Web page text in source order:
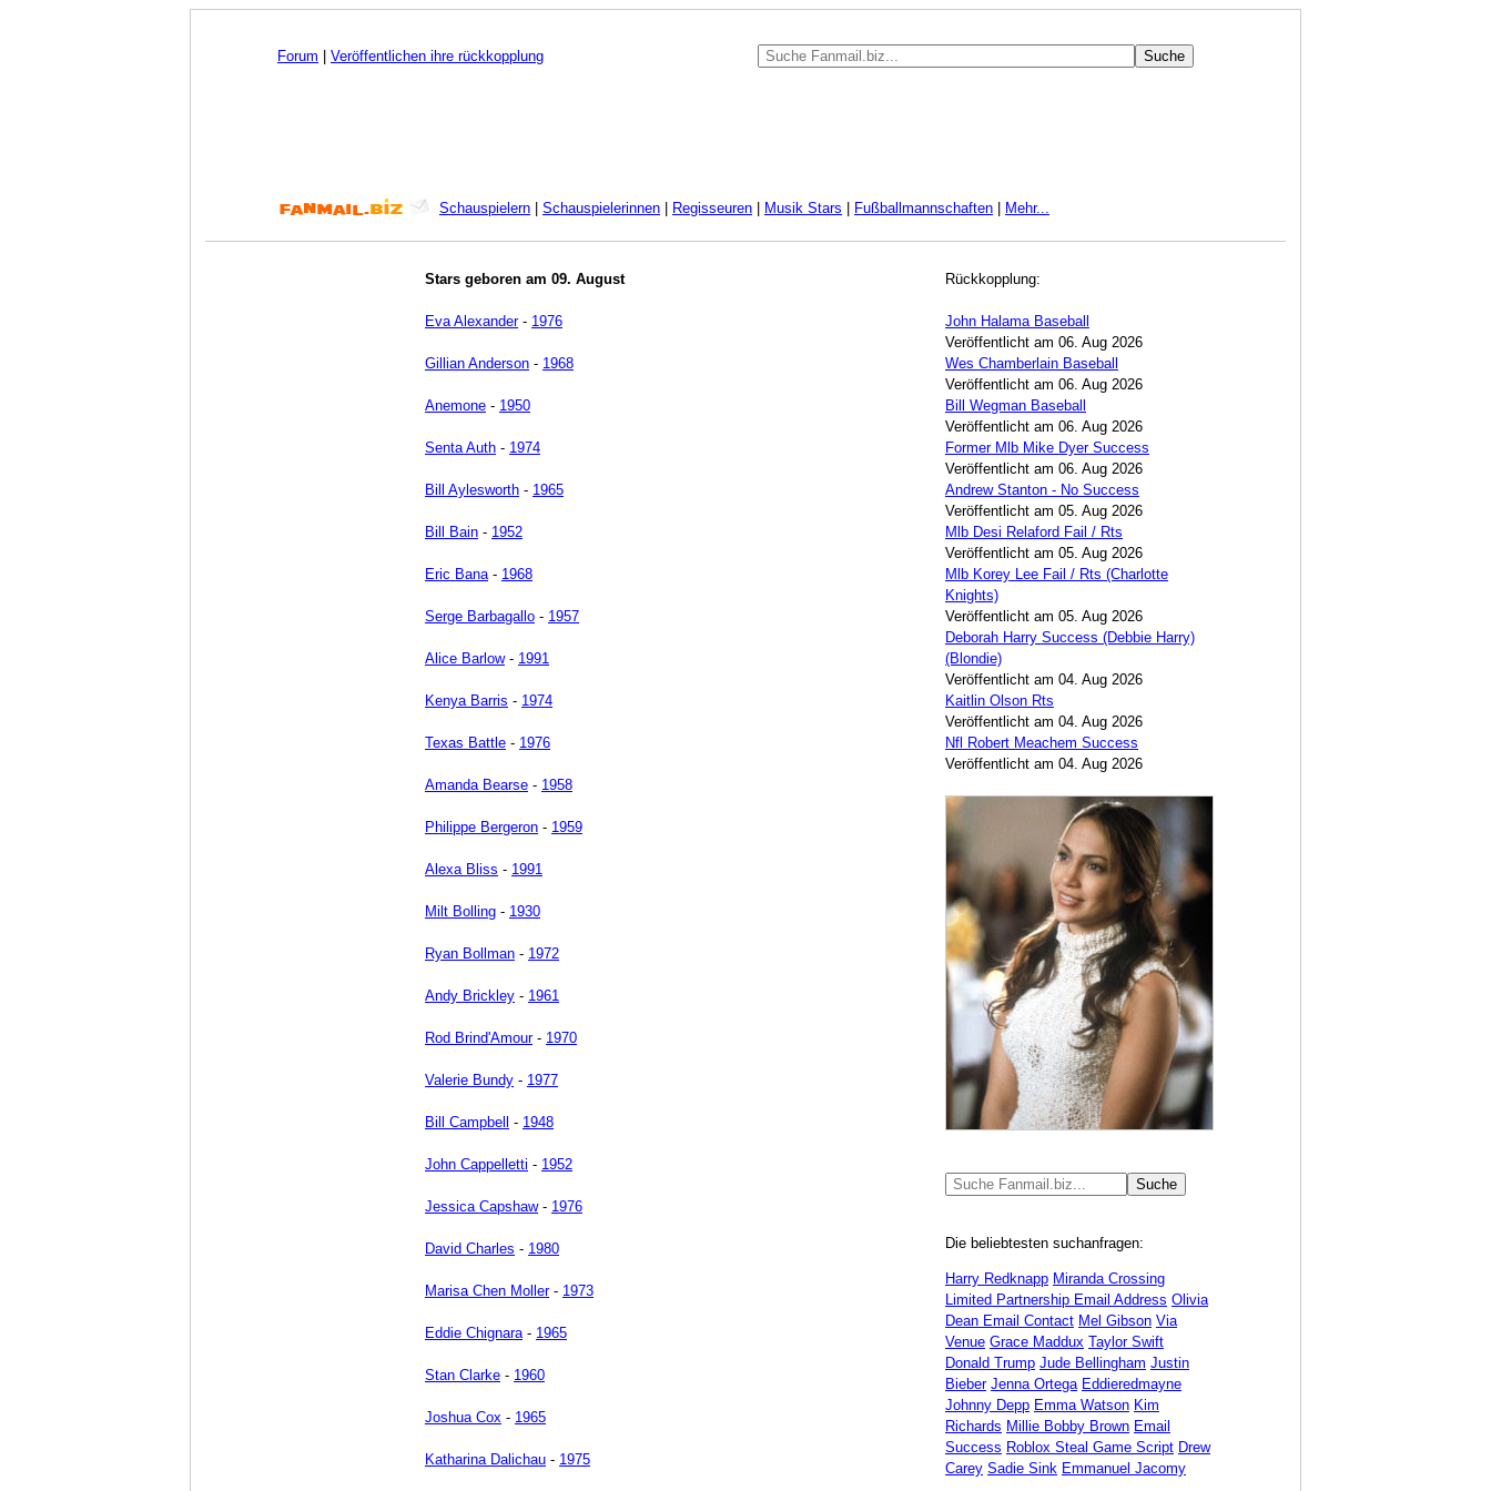
Forum Veröffentlichen ihre rückkopplung
Schauspielern Schauspielerinnen Regisseuren Musik Stars Fußballmannschaften Mehr...
Stars geboren am 09. August
Eva Alexander- 1976
Gillian Anderson - 1968
Anemone - 1950
Senta Auth - 1974
Bill Aylesworth - 1965
Bill Bain - 1952
Eric Bana- 1968
Serge Barbagallo - 1957
Alice Barlow- 1991
Kenya Barris - 1974
Texas Battle - 1976
Amanda Bearse - 1958
Philippe Bergeron - 1959
Alexa Bliss - 1991
Milt Bolling - 1930
Ryan Bollman - 1972
Andy Brickley - 1961
Rod Brind'Amour- 1970
Valerie Bundy - 1977
Bill Campbell - 1948
John Cappelletti - 1952
Jessica Capshaw- 1976
David Charles - 1980
Marisa Chen Moller- 1973
Eddie Chignara- 1965
Stan Clarke - 1960
Joshua Cox - 1965
Katharina Dalichau - 1975
Rückkopplung:
John Halama Baseball
Veröffentlicht am 06. Aug 2026
Wes Chamberlain Baseball
Veröffentlicht am 06. Aug 2026
Bill Wegman Baseball
Veröffentlicht am 06. Aug 2026
Former Mlb Mike Dyer Success
Veröffentlicht am 06. Aug 2026
Andrew Stanton - No Success
Veröffentlicht am 05. Aug 2026
Mlb Desi Relaford Fail / Rts
Veröffentlicht am 05. Aug 2026
Mlb Korey Lee Fail / Rts (Charlotte
Knights)
Veröffentlicht am 05. Aug 2026
Deborah Harry Success (Debbie Harry)
(Blondie)
Veröffentlicht am 04. Aug 2026
Kaitlin Olson Rts
Veröffentlicht am 04. Aug 2026
Nfl Robert Meachem Success
Veröffentlicht am 04. Aug 2026
Die beliebtesten suchanfragen:
Harry Redknapp Miranda Crossing
Limited Partnership Email Address Olivia
Dean Email Contact Mel Gibson Via
Venue Grace Maddux Taylor Swift
Donald Trump Jude Bellingham Justin
Bieber Jenna Ortega Eddieredmayne
Johnny Depp Emma Watson Kim
Richards Millie Bobby Brown Email
Success Roblox Steal Game Script Drew
Carey Sadie Sink Emmanuel Jacomy